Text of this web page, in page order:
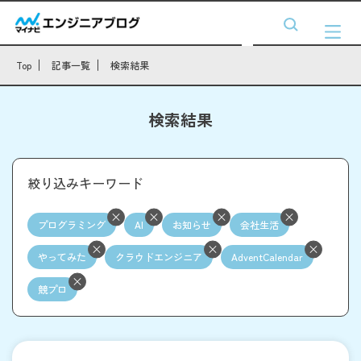
Top 記事一覧 検索結果
検索結果
絞り込みキーワード
プログラミング AI お知らせ 会社生活
やってみた クラウドエンジニア AdventCalendar
競プロ